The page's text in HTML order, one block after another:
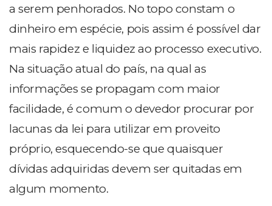
a serem penhorados. No topo constam o
dinheiro em espécie, pois assim é possível dar
mais rapidez e liquidez ao processo executivo.
Na situação atual do país, na qual as
informações se propagam com maior
facilidade, é comum o devedor procurar por
lacunas da lei para utilizar em proveito
próprio, esquecendo-se que quaisquer
dívidas adquiridas devem ser quitadas em
algum momento.